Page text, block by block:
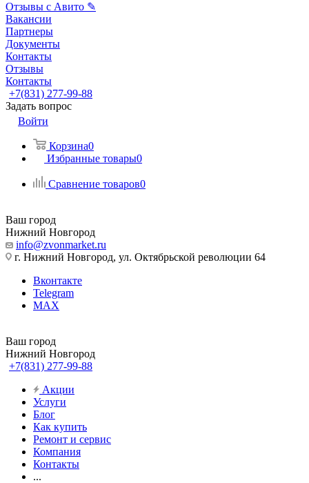
Отзывы с Авито ✎
Вакансии
Партнеры
Документы
Контакты
Отзывы
Контакты
+7(831) 277-99-88
Задать вопрос
Войти
Корзина0
Избранные товары0
Сравнение товаров0
Ваш город
Нижний Новгород
info@zvonmarket.ru
г. Нижний Новгород, ул. Октябрьской революции 64
Вконтакте
Telegram
MAX
Ваш город
Нижний Новгород
+7(831) 277-99-88
Акции
Услуги
Блог
Как купить
Ремонт и сервис
Компания
Контакты
...